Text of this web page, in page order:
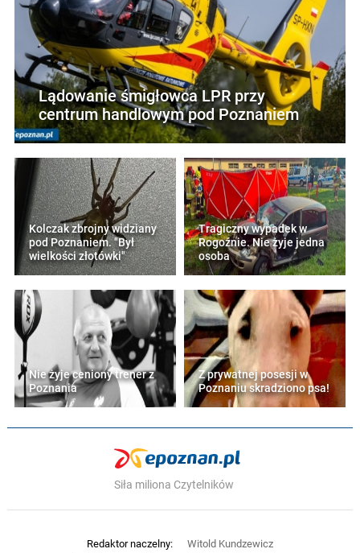
Lądowanie śmigłowca LPR przy
centrum handlowym pod Poznaniem
Kolczak zbrojny widziany
pod Poznaniem. "Był
wielkości złotówki"
Tragiczny wypadek w
Rogoźnie. Nie żyje jedna
osoba
Nie żyje ceniony trener z
Poznania
Z prywatnej posesji w
Poznaniu skradziono psa!
Siła miliona Czytelników
Redaktor naczelny:
Witold Kundzewicz